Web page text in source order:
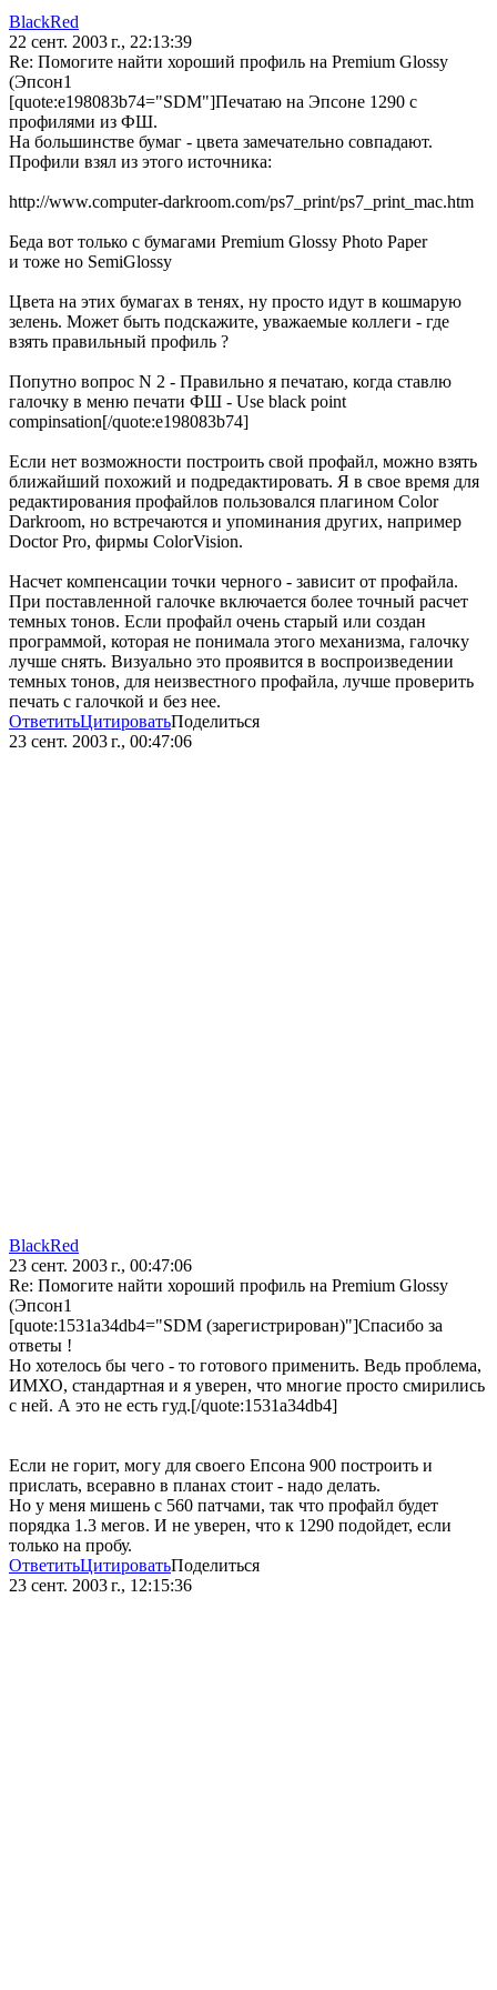
BlackRed
22 сент. 2003 г., 22:13:39
Re: Помогите найти хороший профиль на Premium Glossy
(Эпсон1
[quote:e198083b74="SDM"]Печатаю на Эпсоне 1290 c
профилями из ФШ.
На большинстве бумаг - цвета замечательно совпадают.
Профили взял из этого источника:
http://www.computer-darkroom.com/ps7_print/ps7_print_mac.htm
Беда вот только с бумагами Premium Glossy Photo Paper
и тоже но SemiGlossy
Цвета на этих бумагах в тенях, ну просто идут в кошмарую
зелень. Может быть подскажите, уважаемые коллеги - где
взять правильный профиль ?
Попутно вопрос N 2 - Правильно я печатаю, когда ставлю
галочку в меню печати ФШ - Use black point
compinsation[/quote:e198083b74]
Если нет возможности построить свой профайл, можно взять
ближайший похожий и подредактировать. Я в свое время для
редактирования профайлов пользовался плагином Color
Darkroom, но встречаются и упоминания других, например
Doctor Pro, фирмы ColorVision.
Насчет компенсации точки черного - зависит от профайла.
При поставленной галочке включается более точный расчет
темных тонов. Если профайл очень старый или создан
программой, которая не понимала этого механизма, галочку
лучше снять. Визуально это проявится в воспроизведении
темных тонов, для неизвестного профайла, лучше проверить
печать с галочкой и без нее.
ОтветитьЦитироватьПоделиться
23 сент. 2003 г., 00:47:06
BlackRed
23 сент. 2003 г., 00:47:06
Re: Помогите найти хороший профиль на Premium Glossy
(Эпсон1
[quote:1531a34db4="SDM (зарегистрирован)"]Спасибо за
ответы !
Но хотелось бы чего - то готового применить. Ведь проблема,
ИМХО, стандартная и я уверен, что многие просто смирились
с ней. А это не есть гуд.[/quote:1531a34db4]
Если не горит, могу для своего Епсона 900 построить и
прислать, всеравно в планах стоит - надо делать.
Но у меня мишень с 560 патчами, так что профайл будет
порядка 1.3 мегов. И не уверен, что к 1290 подойдет, если
только на пробу.
ОтветитьЦитироватьПоделиться
23 сент. 2003 г., 12:15:36